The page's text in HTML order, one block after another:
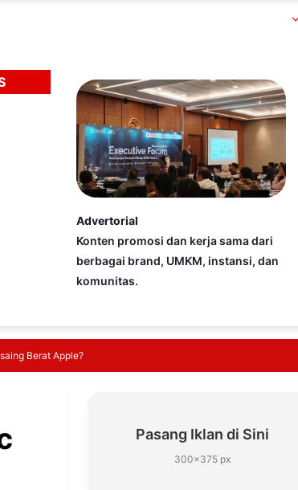
Advertorial
Konten promosi dan kerja sama dari
berbagai brand, UMKM, instansi, dan
komunitas.
Berat Apple?
Pasang Iklan di Sini
300×375 px